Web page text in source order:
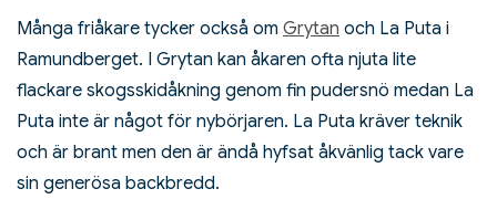
Många friåkare tycker också om Grytan och La Puta i
Ramundberget. I Grytan kan åkaren ofta njuta lite
flackare skogsskidåkning genom fin pudersnö medan La
Puta inte är något för nybörjaren. La Puta kräver teknik
och är brant men den är ändå hyfsat åkvänlig tack vare
sin generösa backbredd.